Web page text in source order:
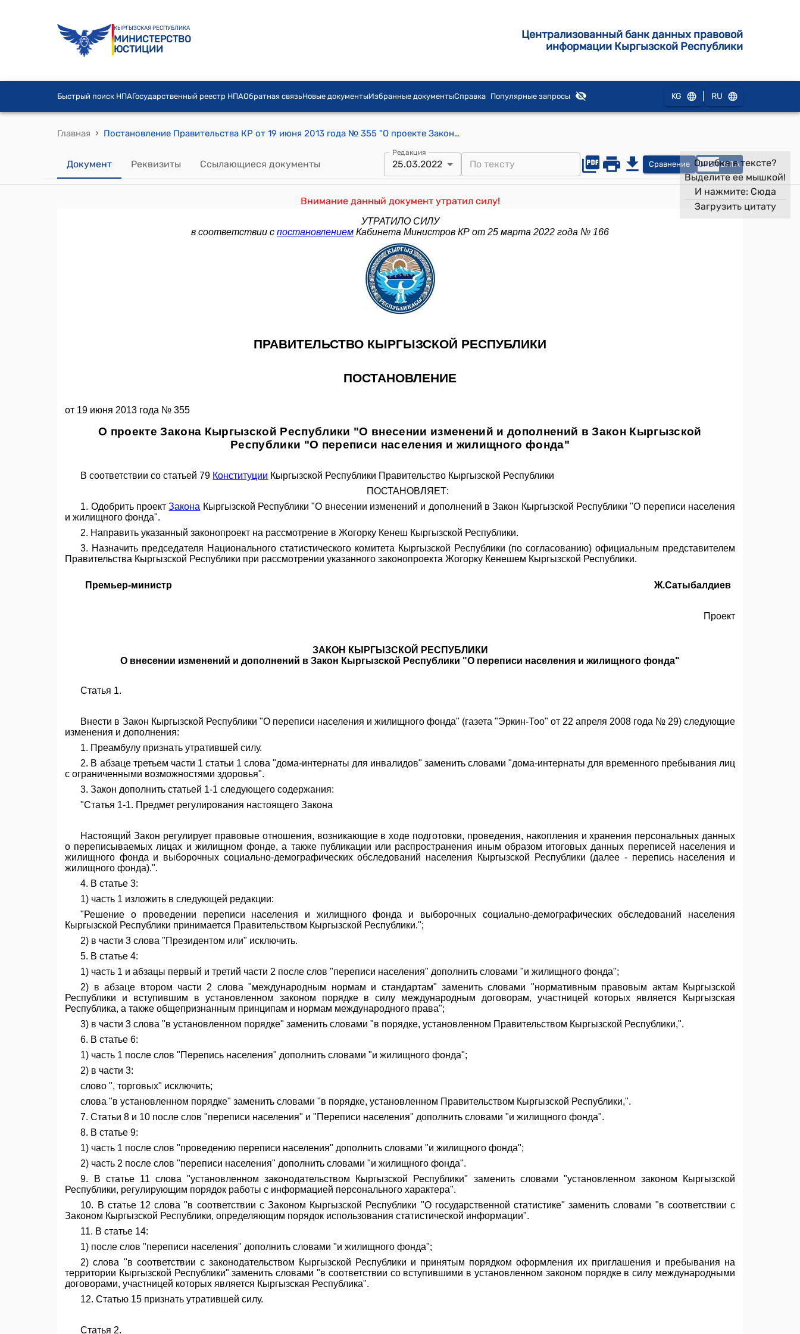
КЫРГЫЗСКАЯ РЕСПУБЛИКА
МИНИСТЕРСТВО
ЮСТИЦИИ
Централизованный банк данных правовой
информации Кыргызской Республики
Быстрый поиск НПАГосударственный реестр НПАОбратная связьНовые документыИзбранные документыСправка Популярные запросы KG RU
Главная › Постановление Правительства КР от 19 июня 2013 года № 355 "О проекте Закона Кыргызской Республики "О внесении изменений и дополнений в Закон Кыргызской Республики "О переписи населения и жилищного фонда"
Документ Реквизиты Ссылающиеся документы
Редакция
25.03.2022 Сравнение OPEN DATA
Внимание данный документ утратил силу!
Ошибка в тексте?
Выделите ее мышкой!
И нажмите: Сюда
Загрузить цитату